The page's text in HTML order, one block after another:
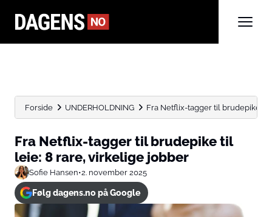
Forside UNDERHOLDNING Fra Netflix-tagger til brudepike til
Fra Netflix-tagger til brudepike til
leie: 8 rare, virkelige jobber
Sofie Hansen•2. november 2025
Følg dagens.no på Google